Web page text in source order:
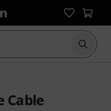
Suche
Cable